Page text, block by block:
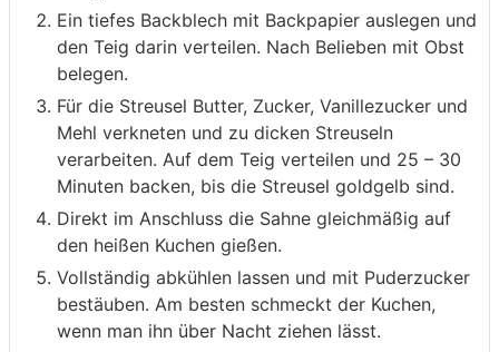
Ein tiefes Backblech mit Backpapier auslegen und
den Teig darin verteilen. Nach Belieben mit Obst
belegen.
Für die Streusel Butter, Zucker, Vanillezucker und
Mehl verkneten und zu dicken Streuseln
verarbeiten. Auf dem Teig verteilen und 25 – 30
Minuten backen, bis die Streusel goldgelb sind.
Direkt im Anschluss die Sahne gleichmäßig auf
den heißen Kuchen gießen.
Vollständig abkühlen lassen und mit Puderzucker
bestäuben. Am besten schmeckt der Kuchen,
wenn man ihn über Nacht ziehen lässt.